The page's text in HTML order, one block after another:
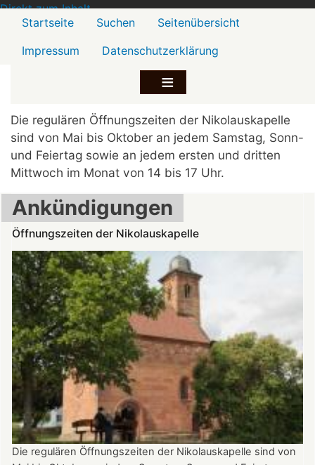
Direkt zum Inhalt
Menü2
Startseite Suchen
Seitenübersicht
Impressum
Datenschutzerklärung
Die regulären Öffnungszeiten der Nikolauskapelle
sind von Mai bis Oktober an jedem Samstag, Sonn-
und Feiertag sowie an jedem ersten und dritten
Mittwoch im Monat von 14 bis 17 Uhr.
Ankündigungen
Öffnungszeiten der Nikolauskapelle
Die regulären Öffnungszeiten der Nikolauskapelle sind von